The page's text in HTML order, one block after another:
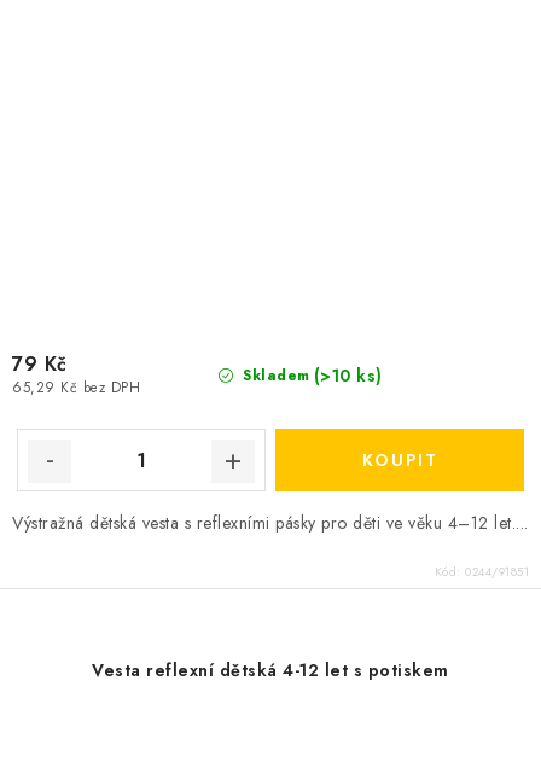
Skladem (>10 ks)
65,29 Kč bez DPH
79 Kč
Výstražná dětská vesta s reflexními pásky pro děti ve věku 4–12 let....
Kód: 0244/91851
Vesta reflexní dětská 4-12 let s potiskem